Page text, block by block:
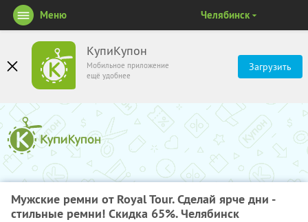
КупиКупон
Мобильное приложение
ещё удобнее
Загрузить
Меню Челябинск
Мужские ремни от Royal Tour. Сделай ярче дни -
стильные ремни! Скидка 65%. Челябинск